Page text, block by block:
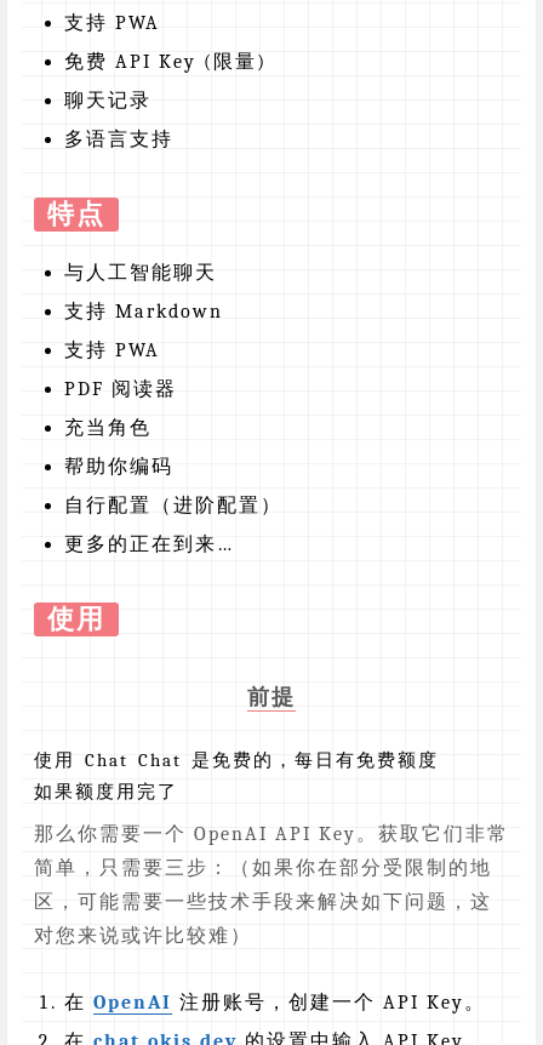
支持 PWA
免费 API Key (限量)
聊天记录
多语言支持
特点
与人工智能聊天
支持 Markdown
支持 PWA
PDF 阅读器
充当角色
帮助你编码
自行配置（进阶配置）
更多的正在到来…
使用
前提
使用 Chat Chat 是免费的，每日有免费额度
如果额度用完了
那么你需要一个 OpenAI API Key。获取它们非常
简单，只需要三步：（如果你在部分受限制的地
区，可能需要一些技术手段来解决如下问题，这
对您来说或许比较难）
在 OpenAI 注册账号，创建一个 API Key。